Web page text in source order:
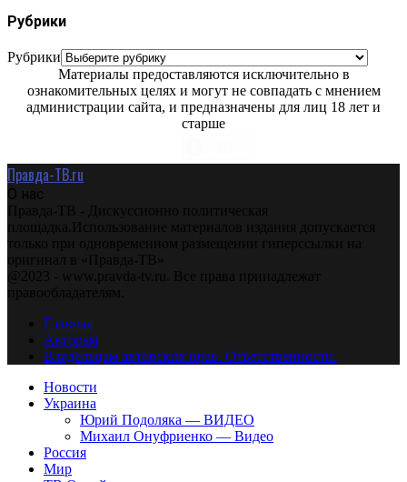
Рубрики
Рубрики
Материалы предоставляются исключительно в
ознакомительных целях и могут не совпадать с мнением
администрации сайта, и предназначены для лиц 18 лет и
старше
Правда-ТВ.ru
О нас
Правда-ТВ - Дискуссионно политическая
площадка.Использование материалов издания допускается
только при одновременном размещении гиперссылки на
оригинал в «Правда-ТВ»
@2023 - www.pravda-tv.ru. Все права принадлежат
правообладателям.
Главная
Авторам
Владельцам авторских прав. Ответственности.
Новости
Украина
Юрий Подоляка — ВИДЕО
Михаил Онуфриенко — Видео
Россия
Мир